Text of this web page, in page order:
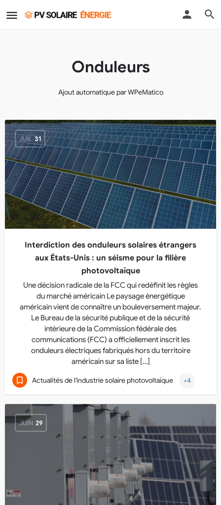
Onduleurs
Ajout automatique par WPeMatico
JUIL 31
Interdiction des onduleurs solaires étrangers
aux États-Unis : un séisme pour la filière
photovoltaïque
Une décision radicale de la FCC qui redéfinit les règles
du marché américain Le paysage énergétique
américain vient de connaître un bouleversement majeur.
Le Bureau de la sécurité publique et de la sécurité
intérieure de la Commission fédérale des
communications (FCC) a officiellement inscrit les
onduleurs électriques fabriqués hors du territoire
américain sur sa liste […]
Actualités de l'industrie solaire photovoltaïque +4
JUIN 29